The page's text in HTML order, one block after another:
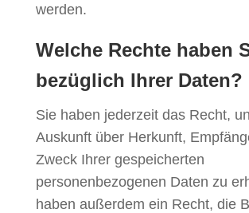
werden.
Welche Rechte haben
bezüglich Ihrer Daten?
Sie haben jederzeit das Recht,
Auskunft über Herkunft,
Zweck Ihrer gespeicherten
personenbezogenen Daten zu
haben außerdem ein Recht, die